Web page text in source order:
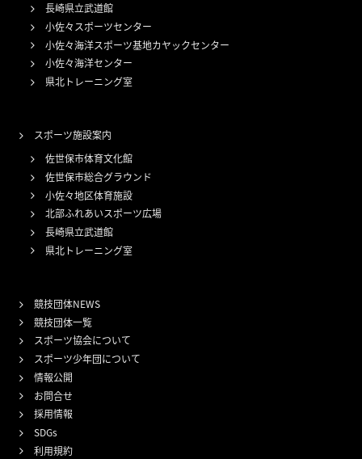
長崎県立武道館
小佐々スポーツセンター
小佐々海洋スポーツ基地カヤックセンター
小佐々海洋センター
県北トレーニング室
スポーツ施設案内
佐世保市体育文化館
佐世保市総合グラウンド
小佐々地区体育施設
北部ふれあいスポーツ広場
長崎県立武道館
県北トレーニング室
競技団体NEWS
競技団体一覧
スポーツ協会について
スポーツ少年団について
情報公開
お問合せ
採用情報
SDGs
利用規約